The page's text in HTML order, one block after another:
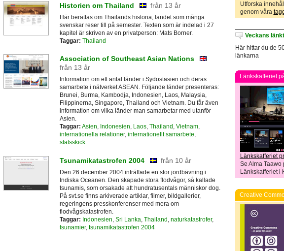
Historien om Thailand från 13 år
Här berättas om Thailands historia, landet som många
svenskar reser till på semester. Texten som är indelad i 27
kapitel är skriven av en privatperson: Mats Borner.
Taggar: Thailand
Association of Southeast Asian Nations
från 13 år
Information om ett antal länder i Sydostasien och deras
samarbete i nätverket ASEAN. Följande länder presenteras:
Brunei, Burma, Kambodja, Indonesien, Laos, Malaysia,
Filippinerna, Singapore, Thailand och Vietnam. Du får även
information om vilka länder man samarbetar med utanför
Asien.
Taggar: Asien, Indonesien, Laos, Thailand , Vietnam,
internationella relationer, internationellt samarbete,
statsskick
Tsunamikatastrofen 2004 från 10 år
Den 26 december 2004 inträffade en stor jordbävning i
Indiska Oceanen. Den skapade stora flodvågor, så kallade
tsunamis, som orsakade att hundratusentals människor dog.
På svt.se finns arkiverade artiklar, filmer, bildgallerier,
regeringens presskonferenser med mera om
flodvågskatastrofen.
Taggar: Indonesien, Sri Lanka, Thailand, naturkatastrofer,
tsunamier, tsunamikatastrofen 2004
Utforska
genom våra
Veckans
Här hittar du de
länkarna
Länkskafferiet
Länkskafferiet
Se Alma Taawo
Länkskafferiet i
Creative